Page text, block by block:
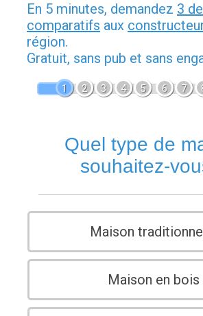
En 5 minutes, demandez 3
comparatifs aux
région.
Gratuit, sans pub et sans
1 2 3 4 5 6 7
Quel type de
souhaitez-
Maison
Maison en bois